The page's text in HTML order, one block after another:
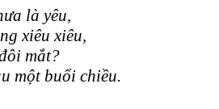
là yêu,
xiêu xiêu,
mắt?
một buổi chiều.